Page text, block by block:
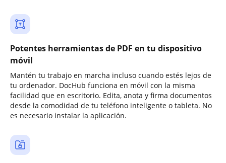
Potentes herramientas de PDF en tu dispositivo
móvil
Mantén tu trabajo en marcha incluso cuando estés lejos de
tu ordenador. DocHub funciona en móvil con la misma
facilidad que en escritorio. Edita, anota y firma documentos
desde la comodidad de tu teléfono inteligente o tableta. No
es necesario instalar la aplicación.